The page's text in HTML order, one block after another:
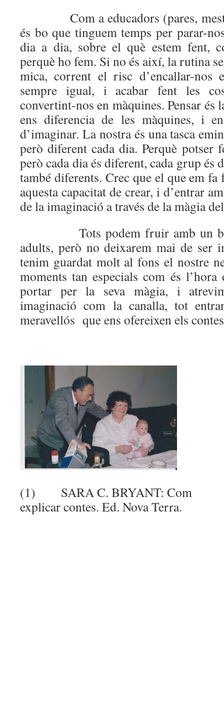
Com a educadors (pares,
és bo que tinguem temps per parar-
dia a dia, sobre el què estem fent,
perquè ho fem. Si no és així, la rutina
mica, corrent el risc d’encallar-nos
sempre igual, i acabar fent les
convertint-nos en màquines. Pensar és
ens diferencia de les màquines, i
d’imaginar. La nostra és una tasca
però diferent cada dia. Perquè potser
però cada dia és diferent, cada grup és
també diferents. Crec que el que em fa
aquesta capacitat de crear, i d’entrar
de la imaginació a través de la màgia
Tots podem fruir amb un bon
adults, però no deixarem mai de ser
tenim guardat molt al fons el nostre
moments tan especials com és
portar per la seva màgia, i
imaginació com la canalla, tot
meravellós que ens ofereixen els
(1) SARA C. BRYANT: Com
explicar contes. Ed. Nova Terra.